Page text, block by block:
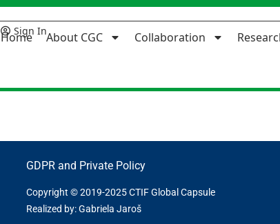
Sign In
Home About CGC Collaboration
GDPR and Private Policy
Copyright © 2019-2025 CTIF Global Capsule
Realized by: Gabriela Jaroš